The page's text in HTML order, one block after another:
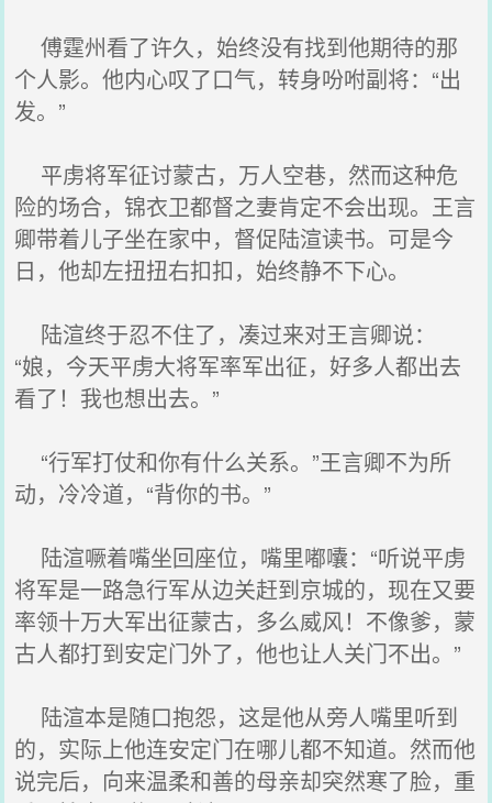
傅霆州看了许久，始终没有找到他期待的那
个人影。他内心叹了口气，转身吩咐副将：“出
发。”
平虏将军征讨蒙古，万人空巷，然而这种危
险的场合，锦衣卫都督之妻肯定不会出现。王言
卿带着儿子坐在家中，督促陆渲读书。可是今
日，他却左扭扭右扣扣，始终静不下心。
陆渲终于忍不住了，凑过来对王言卿说：
“娘，今天平虏大将军率军出征，好多人都出去
看了！我也想出去。”
“行军打仗和你有什么关系。”王言卿不为所
动，冷冷道，“背你的书。”
陆渲噘着嘴坐回座位，嘴里嘟囔：“听说平虏
将军是一路急行军从边关赶到京城的，现在又要
率领十万大军出征蒙古，多么威风！不像爹，蒙
古人都打到安定门外了，他也让人关门不出。”
陆渲本是随口抱怨，这是他从旁人嘴里听到
的，实际上他连安定门在哪儿都不知道。然而他
说完后，向来温柔和善的母亲却突然寒了脸，重